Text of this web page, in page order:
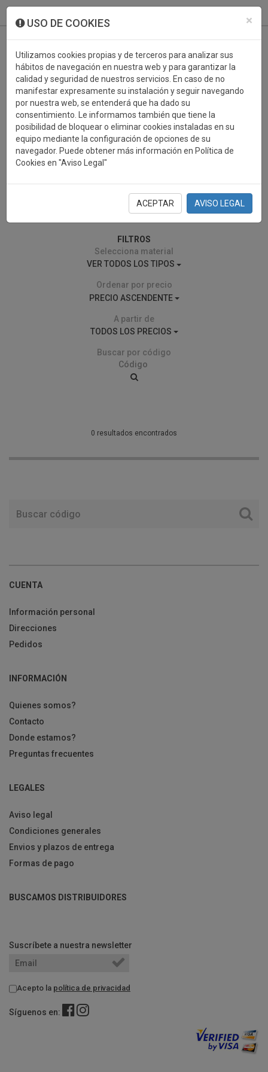
×
USO DE COOKIES
Utilizamos cookies propias y de terceros para analizar sus
hábitos de navegación en nuestra web y para garantizar la
calidad y seguridad de nuestros servicios. En caso de no
manifestar expresamente su instalación y seguir navegando
por nuestra web, se entenderá que ha dado su
consentimiento. Le informamos también que tiene la
posibilidad de bloquear o eliminar cookies instaladas en su
equipo mediante la configuración de opciones de su
navegador. Puede obtener más información en Política de
Cookies en "Aviso Legal"
ACEPTAR AVISO LEGAL
TRADICIONES
FILTROS
Selecciona material
VER TODOS LOS TIPOS
Ordenar por precio
PRECIO ASCENDENTE
A partir de
TODOS LOS PRECIOS
Buscar por código
0 resultados encontrados
CUENTA
Información personal
Direcciones
Pedidos
INFORMACIÓN
Quienes somos?
Contacto
Donde estamos?
Preguntas frecuentes
LEGALES
Aviso legal
Condiciones generales
Envios y plazos de entrega
Formas de pago
BUSCAMOS DISTRIBUIDORES
Suscríbete a nuestra newsletter
Acepto la política de privacidad
Síguenos en: